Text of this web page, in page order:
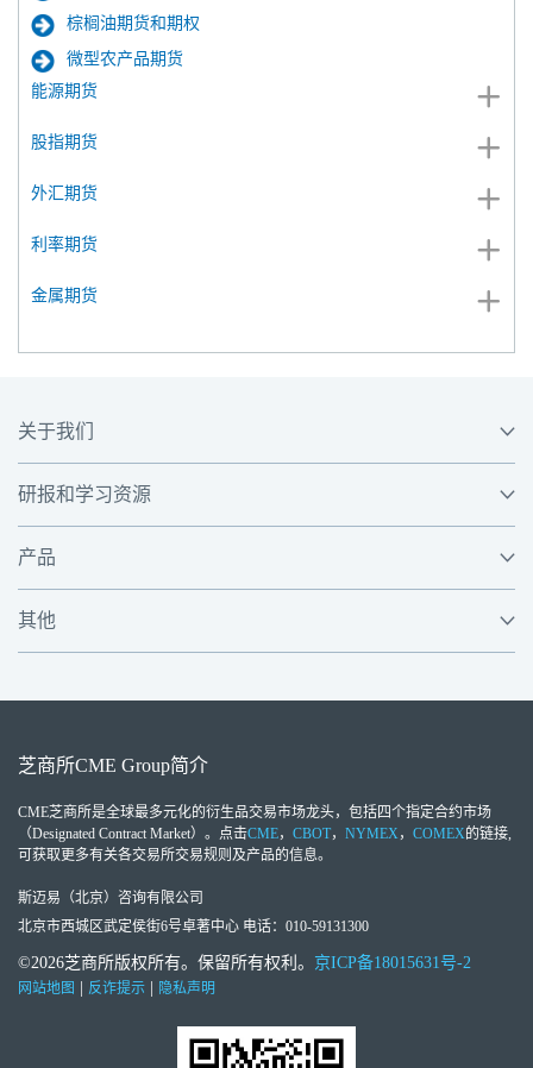
棕榈油期货和期权
微型农产品期货
能源期货
股指期货
外汇期货
利率期货
金属期货
关于我们
研报和学习资源
产品
其他
芝商所CME Group简介
CME芝商所是全球最多元化的衍生品交易市场龙头，包括四个指定合约市场
（Designated Contract Market）。点击CME， CBOT， NYMEX， COMEX的链接,
可获取更多有关各交易所交易规则及产品的信息。
斯迈易（北京）咨询有限公司
北京市西城区武定侯街6号卓著中心 电话：010-59131300
©2026芝商所版权所有。保留所有权利。 京ICP备18015631号-2
网站地图 反诈提示 隐私声明